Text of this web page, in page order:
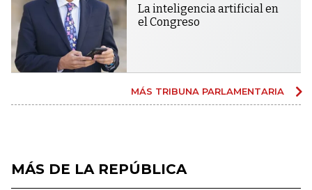
La inteligencia artificial en
el Congreso
MÁS TRIBUNA PARLAMENTARIA
MÁS DE LA REPÚBLICA